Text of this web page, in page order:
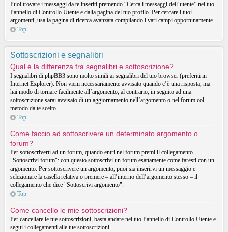
Puoi trovare i messaggi da te inseriti premendo “Cerca i messaggi dell’utente” nel tuo
Pannello di Controllo Utente e dalla pagina del tuo profilo. Per cercare i tuoi
argomenti, usa la pagina di ricerca avanzata compilando i vari campi opportunamente.
Top
Sottoscrizioni e segnalibri
Qual è la differenza fra segnalibri e sottoscrizione?
I segnalibri di phpBB3 sono molto simili ai segnalibri del tuo browser (preferiti in
Internet Explorer). Non vieni necessariamente avvisato quando c’è una risposta, ma
hai modo di tornare facilmente all’argomento; al contrario, in seguito ad una
sottoscrizione sarai avvisato di un aggiornamento nell’argomento o nel forum col
metodo da te scelto.
Top
Come faccio ad sottoscrivere un determinato argomento o
forum?
Per sottoscriverti ad un forum, quando entri nel forum premi il collegamento
"Sottoscrivi forum": con questo sottoscrivi un forum esattamente come faresti con un
argomento. Per sottoscrivere un argomento, puoi sia inserirvi un messaggio e
selezionare la casella relativa o premere – all’interno dell’argomento stesso – il
collegamento che dice "Sottoscrivi argomento".
Top
Come cancello le mie sottoscrizioni?
Per cancellare le tue sottoscrizioni, basta andare nel tuo Pannello di Controllo Utente e
segui i collegamenti alle tue sottoscrizioni.